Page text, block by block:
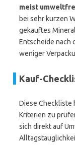
meist
bei sehr kurzen
gekauftes
Entscheide nach
weniger
Kauf-
Diese Checkliste
Kriterien zu
sich direkt auf